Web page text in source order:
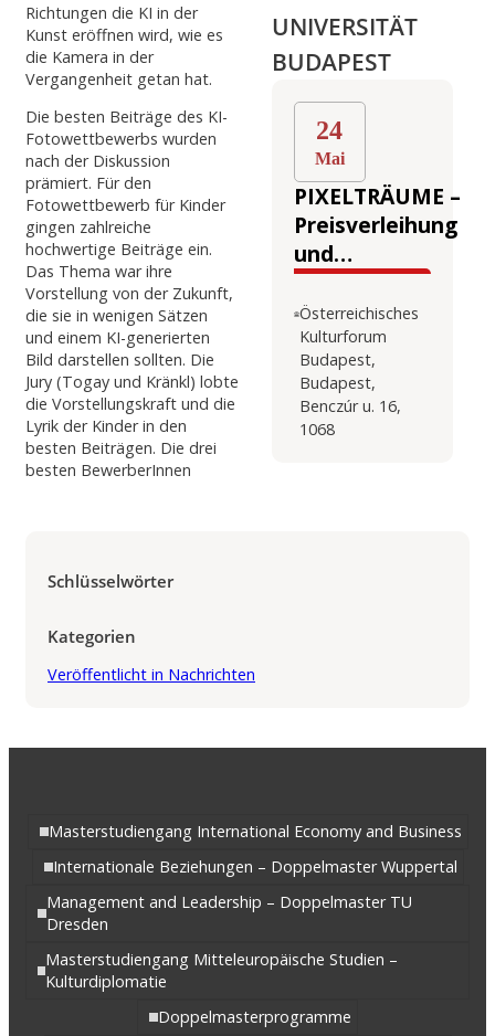
Richtungen die KI in der
Kunst eröffnen wird, wie es
die Kamera in der
Vergangenheit getan hat.
Die besten Beiträge des KI-
Fotowettbewerbs wurden
nach der Diskussion
prämiert. Für den
Fotowettbewerb für Kinder
gingen zahlreiche
hochwertige Beiträge ein.
Das Thema war ihre
Vorstellung von der Zukunft,
die sie in wenigen Sätzen
und einem KI-generierten
Bild darstellen sollten. Die
Jury (Togay und Kränkl) lobte
die Vorstellungskraft und die
Lyrik der Kinder in den
besten Beiträgen. Die drei
besten BewerberInnen
UNIVERSITÄT
BUDAPEST
24
Mai
PIXELTRÄUME –
Preisverleihung
und
Paneldiskussion
Österreichisches
Kulturforum
Budapest,
Budapest,
Benczúr u. 16,
1068
Schlüsselwörter
Kategorien
Veröffentlicht in Nachrichten
Masterstudiengang International Economy and Business
Internationale Beziehungen – Doppelmaster Wuppertal
Management and Leadership – Doppelmaster TU
Dresden
Masterstudiengang Mitteleuropäische Studien –
Kulturdiplomatie
Doppelmasterprogramme